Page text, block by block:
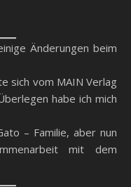
Änderungen beim
sich vom MAIN Verlag
habe ich mich
– Familie, aber nun
mit dem